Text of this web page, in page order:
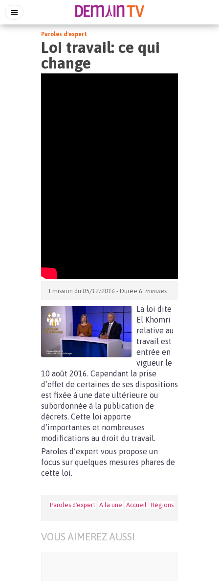
Paroles d'expert
Loi travail: ce qui
change
Emission du 05/12/2016 - Durée 6' minutes
La loi dite
El Khomri
relative au
travail est
entrée en
vigueur le
10 août 2016. Cependant la prise
d’effet de certaines de ses dispositions
est fixée à une date ultérieure ou
subordonnée à la publication de
décrets. Cette loi apporte
d’importantes et nombreuses
modifications au droit du travail.
Paroles d’expert vous propose un
focus sur quelques mesures phares de
cette loi.
Paroles d'expert A la une Accueil Régions
VOUS AIMEREZ AUSSI